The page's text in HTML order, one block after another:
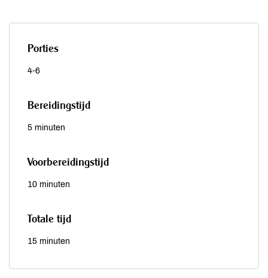
Porties
4-6
Bereidingstijd
5 minuten
Voorbereidingstijd
10 minuten
Totale tijd
15 minuten